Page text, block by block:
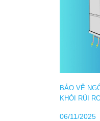
BẢO VỆ
KHỎI RỦI
06/11/2025